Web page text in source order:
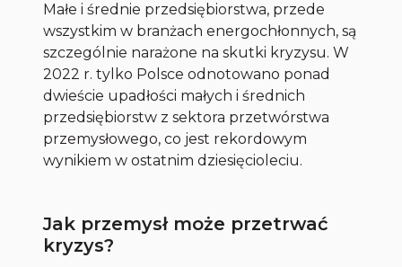
Małe i średnie przedsiębiorstwa, przede
wszystkim w branżach energochłonnych, są
szczególnie narażone na skutki kryzysu. W
2022 r. tylko Polsce odnotowano ponad
dwieście upadłości małych i średnich
przedsiębiorstw z sektora przetwórstwa
przemysłowego, co jest rekordowym
wynikiem w ostatnim dziesięcioleciu.
Jak przemysł może przetrwać
kryzys?